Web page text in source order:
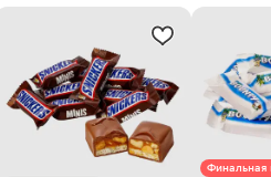
Финальная